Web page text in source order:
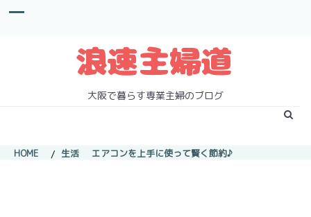
大阪で暮らす専業主婦のブログ
HOME 生活 エアコンを上手に使って賢く節約♪